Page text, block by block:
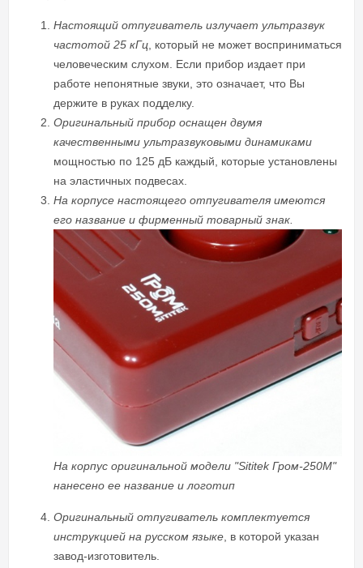
Настоящий отпугиватель излучает ультразвук
частотой 25 кГц , который не может восприниматься
человеческим слухом. Если прибор издает при
работе непонятные звуки, это означает, что Вы
держите в руках подделку.
Оригинальный прибор оснащен двумя
качественными ультразвуковыми динамиками
мощностью по 125 дБ каждый, которые установлены
на эластичных подвесах.
На корпусе настоящего отпугивателя имеются
его название и фирменный товарный знак.
На корпус оригинальной модели "Sititek Гром-250М"
нанесено ее название и логотип
Оригинальный отпугиватель комплектуется
инструкцией на русском языке , в которой указан
завод-изготовитель.